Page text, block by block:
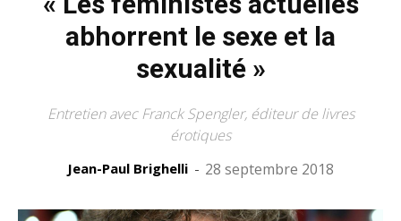
abhorrent le sexe et la
sexualité »
Entretien avec Franck Spengler, éditeur de livres
érotiques
Jean-Paul Brighelli - 28 septembre 2018